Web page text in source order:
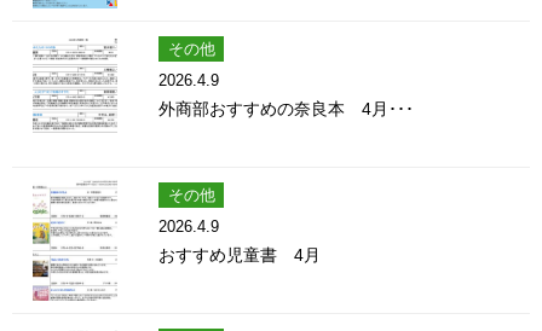
その他
2026.4.9
外商部おすすめの奈良本 4月･･･
その他
2026.4.9
おすすめ児童書 4月